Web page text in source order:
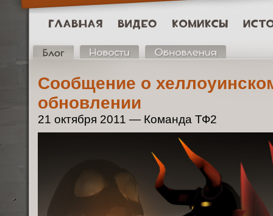
Сообщение о
обновлении
21 октября 2011 — Команда ТФ2